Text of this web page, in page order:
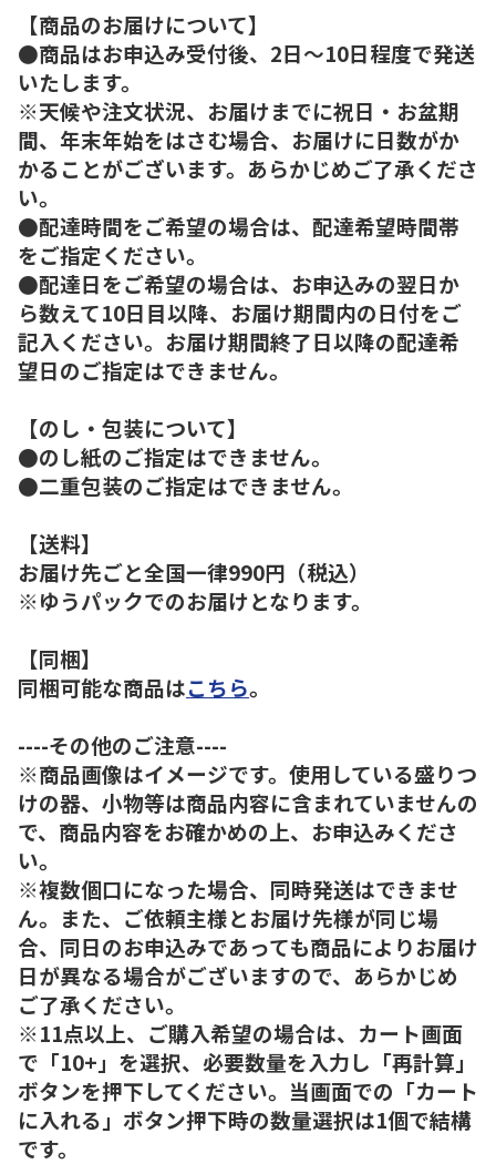
【商品のお届けについて】
●商品はお申込み受付後、2日～10日程度で発送
いたします。
※天候や注文状況、お届けまでに祝日・お盆期
間、年末年始をはさむ場合、お届けに日数がか
かることがございます。あらかじめご了承くださ
い。
●配達時間をご希望の場合は、配達希望時間帯
をご指定ください。
●配達日をご希望の場合は、お申込みの翌日か
ら数えて10日目以降、お届け期間内の日付をご
記入ください。お届け期間終了日以降の配達希
望日のご指定はできません。
【のし・包装について】
●のし紙のご指定はできません。
●二重包装のご指定はできません。
【送料】
お届け先ごと全国一律990円（税込）
※ゆうパックでのお届けとなります。
【同梱】
同梱可能な商品はこちら。
----その他のご注意----
※商品画像はイメージです。使用している盛りつ
けの器、小物等は商品内容に含まれていませんの
で、商品内容をお確かめの上、お申込みくださ
い。
※複数個口になった場合、同時発送はできませ
ん。また、ご依頼主様とお届け先様が同じ場
合、同日のお申込みであっても商品によりお届け
日が異なる場合がございますので、あらかじめ
ご了承ください。
※11点以上、ご購入希望の場合は、カート画面
で「10+」を選択、必要数量を入力し「再計算」
ボタンを押下してください。当画面での「カート
に入れる」ボタン押下時の数量選択は1個で結構
です。